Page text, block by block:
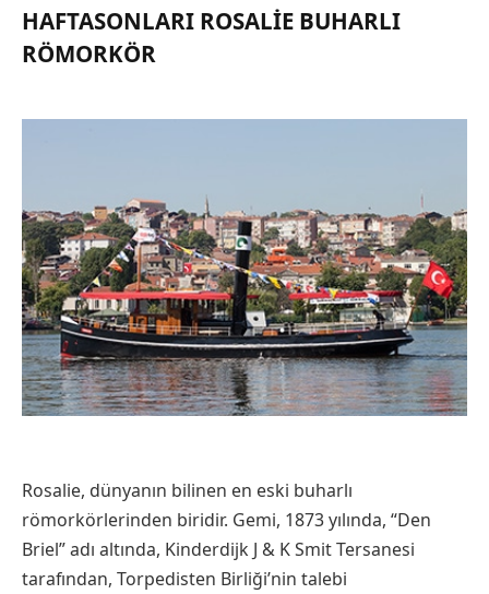
HAFTASONLARI ROSALIE BUHARLI
RÖMORKÖR
Rosalie, dünyanın bilinen en eski buharlı
römorkörlerinden biridir. Gemi, 1873 yılında, “Den
Briel” adı altında, Kinderdijk J & K Smit Tersanesi
tarafından, Torpedisten Birliği’nin talebi